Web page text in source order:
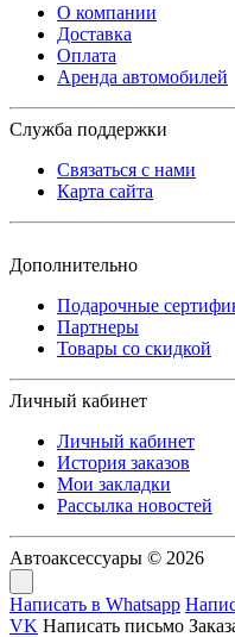
О компании
Доставка
Оплата
Аренда автомобилей
Служба поддержки
Связаться с нами
Карта сайта
Дополнительно
Подарочные
Партнеры
Товары со скидкой
Личный кабинет
Личный кабинет
История заказов
Мои закладки
Рассылка новостей
Автоаксессуары © 2026
Написать в Whatsapp
VK Написать письмо